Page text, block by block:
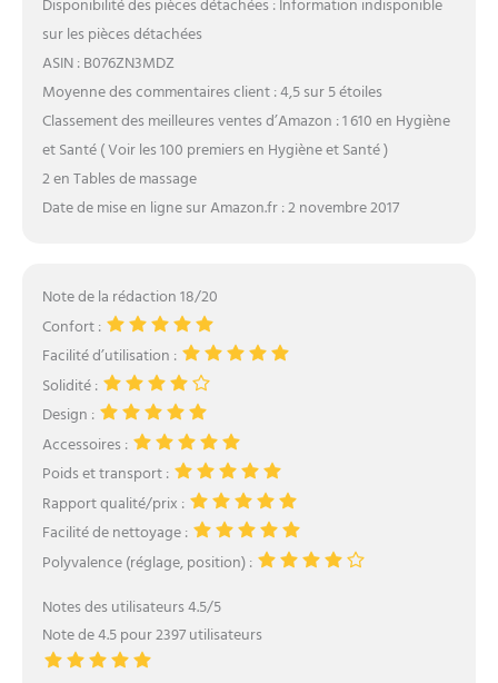
Disponibilité des pièces détachées : Information indisponible
sur les pièces détachées
ASIN : B076ZN3MDZ
Moyenne des commentaires client : 4,5 sur 5 étoiles
Classement des meilleures ventes d’Amazon : 1 610 en Hygiène
et Santé ( Voir les 100 premiers en Hygiène et Santé )
2 en Tables de massage
Date de mise en ligne sur Amazon.fr : 2 novembre 2017
Note de la rédaction 18/20
Confort :
Facilité d’utilisation :
Solidité :
Design :
Accessoires :
Poids et transport :
Rapport qualité/prix :
Facilité de nettoyage :
Polyvalence (réglage, position) :
Notes des utilisateurs 4.5/5
Note de 4.5 pour 2397 utilisateurs